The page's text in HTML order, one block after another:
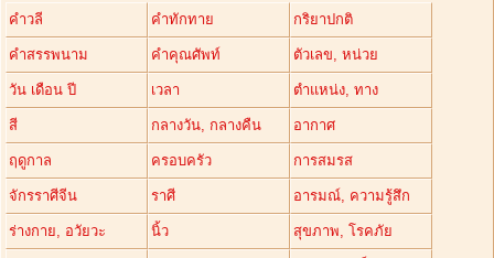
คำวลี คำทักทาย กริยาปกติ
คำสรรพนาม คำคุณศัพท์ ตัวเลข, หน่วย
วัน เดือน ปี เวลา ตำแหน่ง, ทาง
สี กลางวัน, กลางคืน อากาศ
ฤดูกาล ครอบครัว การสมรส
จักรราศีจีน ราศี อารมณ์, ความรู้สึก
ร่างกาย, อวัยวะ นิ้ว สุขภาพ, โรคภัย